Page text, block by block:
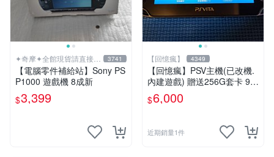
✦奇摩✦全館現貨請直接下
標
3741
【電腦零件補給站】Sony PS
P1000 遊戲機 8成新
$3,399
【回憶瘋】 4349
【回憶瘋】PSV主機(已改機.
內建遊戲) 贈送256G套卡 9成
新 遊戲機 PSVITA
$6,000
近期銷量1件